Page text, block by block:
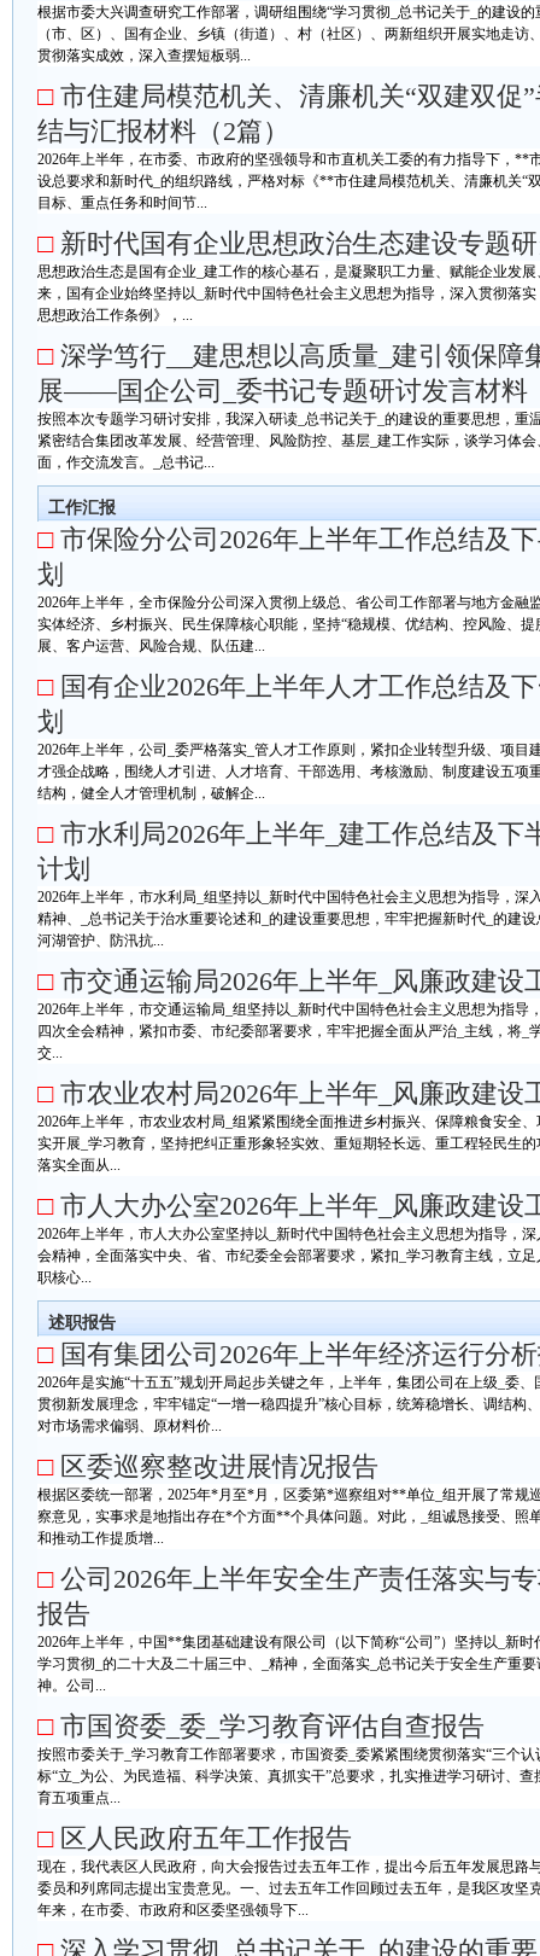
根据市委大兴调查研究工作部署，调研组围绕“学习贯彻_总书记关于_的建设
（市、区）、国有企业、乡镇（街道）、村（社区）、两新组织开展实地走
贯彻落实成效，深入查摆短板弱...
□ 市住建局模范机关、清廉机关“双建双促
结与汇报材料（2篇）
2026年上半年，在市委、市政府的坚强领导和市直机关工委的有力指导下，**
设总要求和新时代_的组织路线，严格对标《**市住建局模范机关、清廉机关“
目标、重点任务和时间节...
□ 新时代国有企业思想政治生态建设专题
思想政治生态是国有企业_建工作的核心基石，是凝聚职工力量、赋能企业发
来，国有企业始终坚持以_新时代中国特色社会主义思想为指导，深入贯彻落
思想政治工作条例》，...
□ 深学笃行__建思想以高质量_建引领保障
展——国企公司_委书记专题研讨发言材料
按照本次专题学习研讨安排，我深入研读_总书记关于_的建设的重要思想，重
紧密结合集团改革发展、经营管理、风险防控、基层_建工作实际，谈学习体
面，作交流发言。_总书记...
工作汇报
□ 市保险分公司2026年上半年工作总结及
划
2026年上半年，全市保险分公司深入贯彻上级总、省公司工作部署与地方金融
实体经济、乡村振兴、民生保障核心职能，坚持“稳规模、优结构、控风险、
展、客户运营、风险合规、队伍建...
□ 国有企业2026年上半年人才工作总结及
划
2026年上半年，公司_委严格落实_管人才工作原则，紧扣企业转型升级、项目
才强企战略，围绕人才引进、人才培育、干部选用、考核激励、制度建设五项
结构，健全人才管理机制，破解企...
□ 市水利局2026年上半年_建工作总结及下
计划
2026年上半年，市水利局_组坚持以_新时代中国特色社会主义思想为指导，深
精神、_总书记关于治水重要论述和_的建设重要思想，牢牢把握新时代_的建
河湖管护、防汛抗...
□ 市交通运输局2026年上半年_风廉政建设
2026年上半年，市交通运输局_组坚持以_新时代中国特色社会主义思想为指导
四次全会精神，紧扣市委、市纪委部署要求，牢牢把握全面从严治_主线，将_
交...
□ 市农业农村局2026年上半年_风廉政建设
2026年上半年，市农业农村局_组紧紧围绕全面推进乡村振兴、保障粮食安全
实开展_学习教育，坚持把纠正重形象轻实效、重短期轻长远、重工程轻民生
落实全面从...
□ 市人大办公室2026年上半年_风廉政建设
2026年上半年，市人大办公室坚持以_新时代中国特色社会主义思想为指导，
会精神，全面落实中央、省、市纪委全会部署要求，紧扣_学习教育主线，立
职核心...
述职报告
□ 国有集团公司2026年上半年经济运行分
2026年是实施“十五五”规划开局起步关键之年，上半年，集团公司在上级_委
贯彻新发展理念，牢牢锚定“一增一稳四提升”核心目标，统筹稳增长、调结构
对市场需求偏弱、原材料价...
□ 区委巡察整改进展情况报告
根据区委统一部署，2025年*月至*月，区委第*巡察组对**单位_组开展了常规
察意见，实事求是地指出存在*个方面**个具体问题。对此，_组诚恳接受、照
和推动工作提质增...
□ 公司2026年上半年安全生产责任落实与
报告
2026年上半年，中国**集团基础建设有限公司（以下简称“公司”）坚持以_新
学习贯彻_的二十大及二十届三中、_精神，全面落实_总书记关于安全生产重
神。公司...
□ 市国资委_委_学习教育评估自查报告
按照市委关于_学习教育工作部署要求，市国资委_委紧紧围绕贯彻落实“三个
标“立_为公、为民造福、科学决策、真抓实干”总要求，扎实推进学习研讨、
育五项重点...
□ 区人民政府五年工作报告
现在，我代表区人民政府，向大会报告过去五年工作，提出今后五年发展思路
委员和列席同志提出宝贵意见。一、过去五年工作回顾过去五年，是我区攻坚
年来，在市委、市政府和区委坚强领导下...